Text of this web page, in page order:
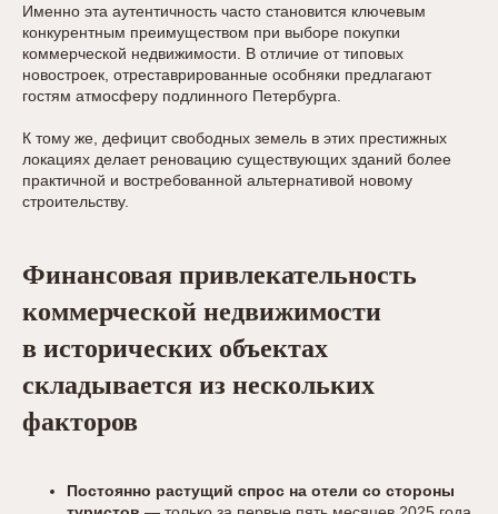
Именно эта аутентичность часто становится ключевым
конкурентным преимуществом при выборе покупки
коммерческой недвижимости. В отличие от типовых
новостроек, отреставрированные особняки предлагают
гостям атмосферу подлинного Петербурга.
К тому же, дефицит свободных земель в этих престижных
локациях делает реновацию существующих зданий более
практичной и востребованной альтернативой новому
строительству.
Финансовая привлекательность
коммерческой недвижимости
в исторических объектах
складывается из нескольких
факторов
Постоянно растущий спрос на отели со стороны